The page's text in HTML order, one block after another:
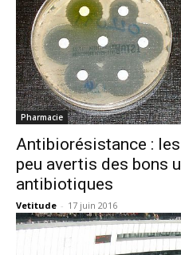
Pharmacie
Antibiorésistance :
peu avertis des bons
antibiotiques
Vetitude - 17 juin 2016